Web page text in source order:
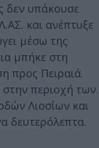
δεν υπάκουσε
και ανέπτυξε
μέσω της
μπήκε στη
προς Πειραιά.
περιοχή των
Λιοσίων και
δευτερόλεπτα.